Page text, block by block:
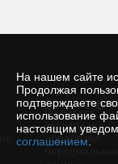
На нашем сайте
Продолжая
подтверждаете
использование
настоящим
соглашением
©
Политика
защиты и
обработки